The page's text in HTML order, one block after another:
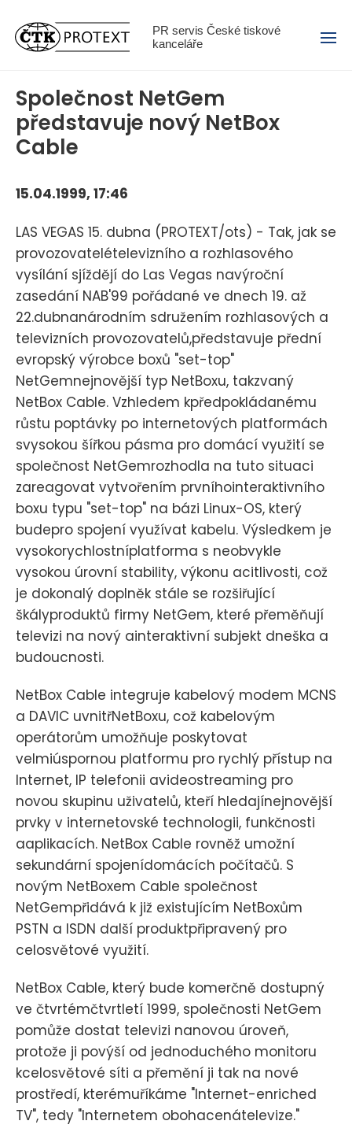
PR servis České tiskové
kanceláře
Menu
Společnost NetGem
představuje nový NetBox
Cable
15.04.1999, 17:46
LAS VEGAS 15. dubna (PROTEXT/ots) - Tak, jak se
provozovatelételevizního a rozhlasového
vysílání sjíždějí do Las Vegas navýroční
zasedání NAB'99 pořádané ve dnech 19. až
22.dubnanárodním sdružením rozhlasových a
televizních provozovatelů,představuje přední
evropský výrobce boxů "set-top"
NetGemnejnovější typ NetBoxu, takzvaný
NetBox Cable. Vzhledem kpředpokládanému
růstu poptávky po internetových platformách
svysokou šířkou pásma pro domácí využití se
společnost NetGemrozhodla na tuto situaci
zareagovat vytvořením prvníhointeraktivního
boxu typu "set-top" na bázi Linux-OS, který
budepro spojení využívat kabelu. Výsledkem je
vysokorychlostníplatforma s neobvykle
vysokou úrovní stability, výkonu acitlivosti, což
je dokonalý doplněk stále se rozšiřující
škályproduktů firmy NetGem, které přeměňují
televizi na nový ainteraktivní subjekt dneška a
budoucnosti.
NetBox Cable integruje kabelový modem MCNS
a DAVIC uvnitřNetBoxu, což kabelovým
operátorům umožňuje poskytovat
velmiúspornou platformu pro rychlý přístup na
Internet, IP telefonii avideostreaming pro
novou skupinu uživatelů, kteří hledajínejnovější
prvky v internetovské technologii, funkčnosti
aaplikacích. NetBox Cable rovněž umožní
sekundární spojenídomácích počítačů. S
novým NetBoxem Cable společnost
NetGempřidává k již existujícím NetBoxům
PSTN a ISDN další produktpřipravený pro
celosvětové využití.
NetBox Cable, který bude komerčně dostupný
ve čtvrtémčtvrtletí 1999, společnosti NetGem
pomůže dostat televizi nanovou úroveň,
protože ji povýší od jednoduchého monitoru
kcelosvětové síti a přemění ji tak na nové
prostředí, kterémuříkáme "Internet-enriched
TV", tedy "Internetem obohacenátelevize."